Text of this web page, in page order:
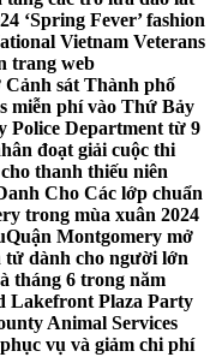
‘Spring Fever’ fashion
Vietnam Veterans
trang web
Cảnh sát Thành phố
miễn phí vào Thứ Bảy
Police Department từ 9
đoạt giải cuộc thi
thanh thiếu niên
Cho Các lớp chuẩn
trong mùa xuân 2024
Quận Montgomery mở
tử dành cho người lớn
tháng 6 trong năm
Lakefront Plaza Party
Animal Services
vụ và giảm chi phí